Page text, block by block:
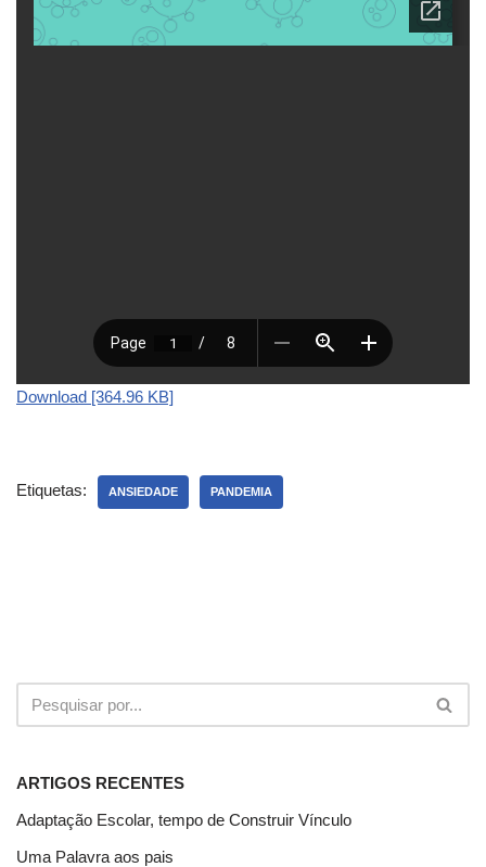
Download [364.96 KB]
Etiquetas: ANSIEDADE PANDEMIA
ARTIGOS RECENTES
Adaptação Escolar, tempo de Construir Vínculo
Uma Palavra aos pais